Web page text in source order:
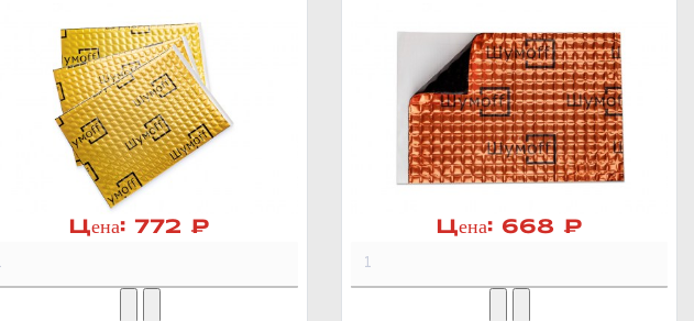
Цена: 772 ₽ Цена: 668 ₽